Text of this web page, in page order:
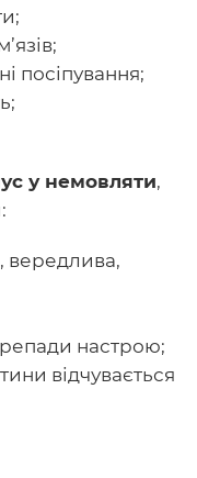
посіпування;
у немовляти,
вередлива,
настрою;
відчувається